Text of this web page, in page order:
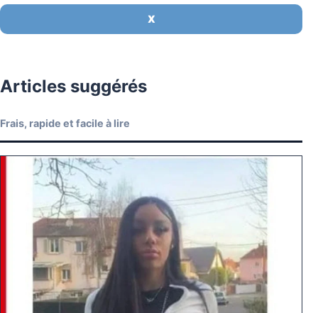
X
Articles suggérés
Frais, rapide et facile à lire